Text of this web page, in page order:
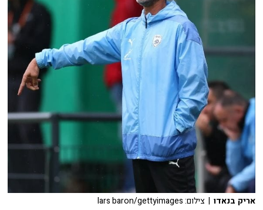
אריק בנאדו | צילום: lars baron/gettyimages